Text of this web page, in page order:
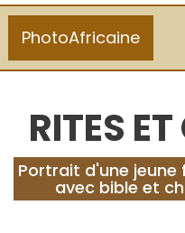
PhotoAfricaine
RITES
Portrait d'une jeune
avec bible et